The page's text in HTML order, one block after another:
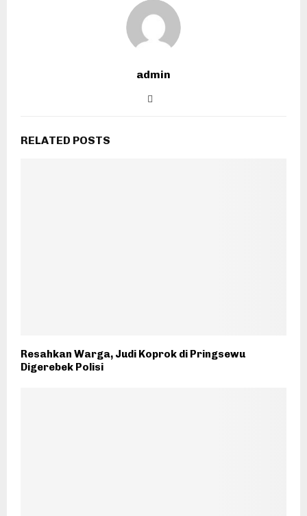
admin
RELATED POSTS
Resahkan Warga, Judi Koprok di Pringsewu
Digerebek Polisi